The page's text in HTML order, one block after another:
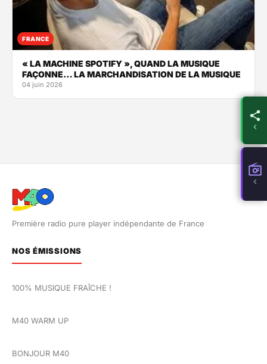
FRANCE
« LA MACHINE SPOTIFY », QUAND LA MUSIQUE
FAÇONNE… LA MARCHANDISATION DE LA MUSIQUE
04 juin 2026
Première radio pure player indépendante de France
NOS ÉMISSIONS
100% MUSIQUE FRAÎCHE !
M40 WARM UP
BONJOUR M40